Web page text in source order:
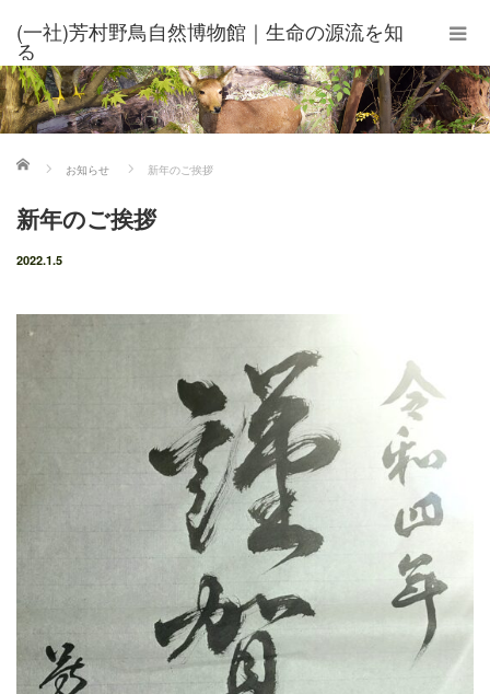
(一社)芳村野鳥自然博物館｜生命の源流を知
る
ホーム お知らせ 新年のご挨拶
新年のご挨拶
2022.1.5